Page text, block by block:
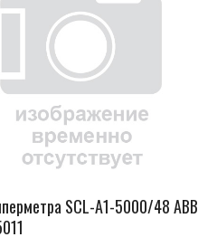
SCL-A1-5000/48 ABB